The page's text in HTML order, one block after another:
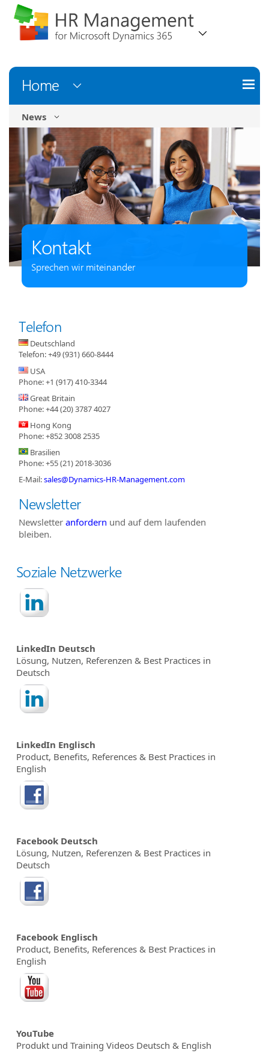
Home
News
Kontakt
Sprechen wir miteinander
Telefon
Deutschland
Telefon: +49 (931) 660-8444
USA
Phone: +1 (917) 410-3344‬
Great Britain
Phone: +44 (20) 3787 4027‬
Hong Kong
Phone: +852 3008 2535‬
Brasilien
Phone: +55 (21) 2018-3036‬
E-Mail:sales@Dynamics-HR-Management.com
Newsletter
Newsletteranfordern und auf dem laufenden
bleiben.
Soziale Netzwerke
LinkedIn Deutsch
Lösung, Nutzen, Referenzen & Best Practices in
Deutsch
LinkedIn Englisch
Product, Benefits, References & Best Practices in
English
Facebook Deutsch
Lösung, Nutzen, Referenzen & Best Practices in
Deutsch
Facebook Englisch
Product, Benefits, References & Best Practices in
English
YouTube
Produkt und Training Videos Deutsch & English